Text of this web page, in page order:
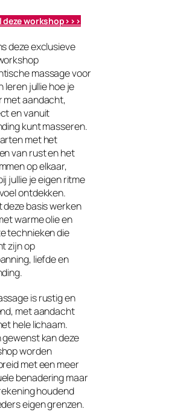
deze workshop>>>
deze exclusieve
massage voor
leren jullie hoe je
met aandacht,
en vanuit
kunt masseren.
met het
van rust en het
op elkaar,
jullie je eigen ritme
ontdekken.
deze basis werken
warme olie en
technieken die
zijn op
liefde en
is rustig en
met aandacht
hele lichaam.
gewenst kan deze
worden
met een meer
benadering maar
houdend
eigen grenzen.